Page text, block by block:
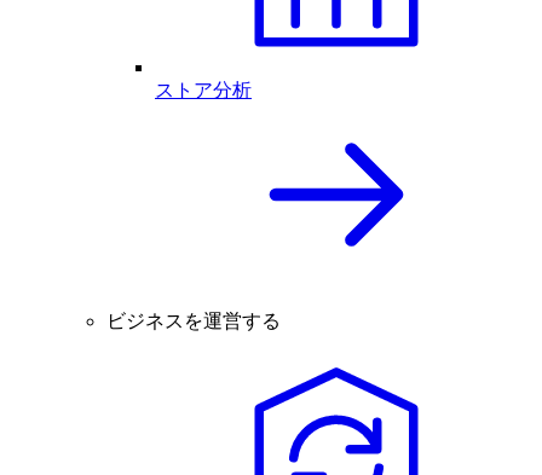
ストア分析
ビジネスを運営する